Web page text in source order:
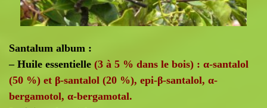
Santalum album :
– Huile essentielle (3 à 5 % dans le bois) : α-santalol
(50 %) et β-santalol (20 %), epi-β-santalol, α-
bergamotol, α-bergamotal.